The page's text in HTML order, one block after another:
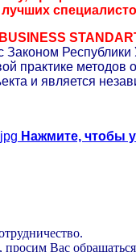
Законом
практике методов
и является
Нажмите, чтобы
Вас